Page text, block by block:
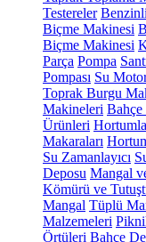
Testereler
Biçme Makinesi
Biçme Makinesi
Parça Pompa
Pompası Su
Toprak Burgu
Makineleri Bahçe
Ürünleri
Makaraları
Su Zamanlayıcı
Deposu Mangal
Kömürü ve
Mangal Tüplü
Malzemeleri
Örtüleri Bahçe